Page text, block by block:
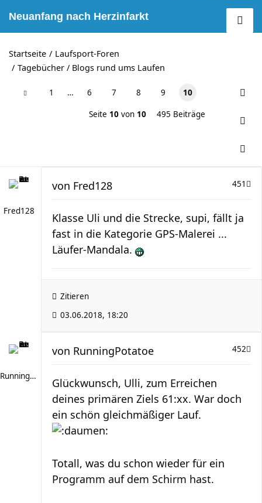
Neuanfang nach Herzinfarkt
Startseite
Laufsport-Foren
Tagebücher / Blogs rund ums Laufen
1 … 6 7 8 9 10
Seite 10 von 10 495 Beiträge
Fred128
451
von Fred128
Klasse Uli und die Strecke, supi, fällt ja
fast in die Kategorie GPS-Malerei ...
Läufer-Mandala.
Zitieren
03.06.2018, 18:20
RunningPotatoe
452
von RunningPotatoe
Glückwunsch, Ulli, zum Erreichen
deines primären Ziels 61:xx. War doch
ein schön gleichmäßiger Lauf.
Totall, was du schon wieder für ein
Programm auf dem Schirm hast.